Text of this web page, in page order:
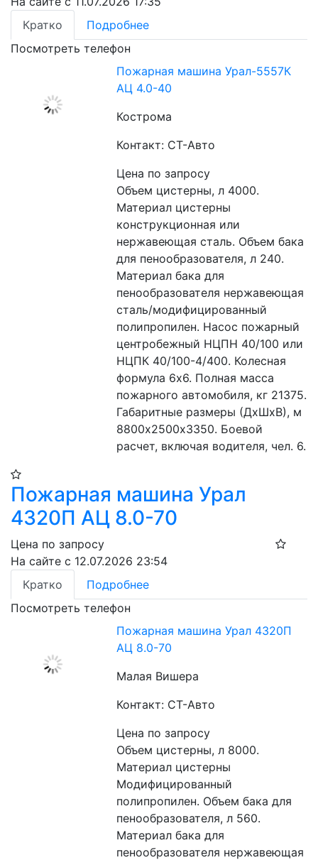
Кратко
Подробнее
Посмотреть телефон
Пожарная машина Урал-5557К
АЦ 4.0-40
Кострома
Контакт: СТ-Авто
Цена по запросу
Объем цистерны, л 4000.
Материал цистерны
конструкционная или
нержавеющая сталь. Объем бака
для пенообразователя, л 240.
Материал бака для
пенообразователя нержавеющая
сталь/модифицированный
полипропилен. Насос пожарный
центробежный НЦПН 40/100 или
НЦПК 40/100-4/400. Колесная
формула 6х6. Полная масса
пожарного автомобиля, кг 21375.
Габаритные размеры (ДхШхВ), м
8800х2500х3350. Боевой
расчет, включая водителя, чел. 6.
Пожарная машина Урал
4320П АЦ 8.0-70
Цена по запросу
На сайте с 12.07.2026 23:54
Кратко
Подробнее
Посмотреть телефон
Пожарная машина Урал 4320П
АЦ 8.0-70
Малая Вишера
Контакт: СТ-Авто
Цена по запросу
Объем цистерны, л 8000.
Материал цистерны
Модифицированный
полипропилен. Объем бака для
пенообразователя, л 560.
Материал бака для
пенообразователя нержавеющая